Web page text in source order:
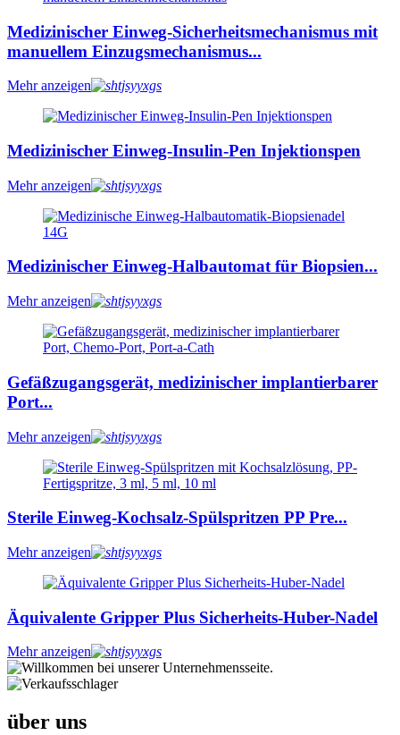
Medizinischer Einweg-Sicherheitsmechanismus mit
manuellem Einzugsmechanismus...
Mehr anzeigen
Medizinischer Einweg-Insulin-Pen Injektionspen
Mehr anzeigen
Medizinischer Einweg-Halbautomat für Biopsien...
Mehr anzeigen
Gefäßzugangsgerät, medizinischer implantierbarer
Port...
Mehr anzeigen
Sterile Einweg-Kochsalz-Spülspritzen PP Pre...
Mehr anzeigen
Äquivalente Gripper Plus Sicherheits-Huber-Nadel
Mehr anzeigen
über uns